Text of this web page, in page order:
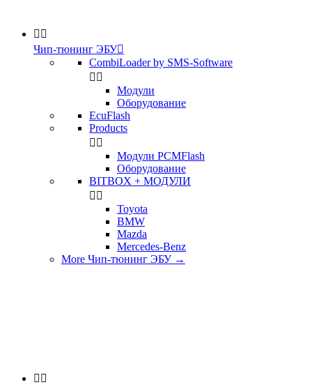
 
Чип-тюнинг ЭБУ
CombiLoader by SMS-Software
 
Модули
Оборудование
EcuFlash
Products
 
Модули PCMFlash
Оборудование
BITBOX + МОДУЛИ
 
Toyota
BMW
Mazda
Mercedes-Benz
More Чип-тюнинг ЭБУ →
 